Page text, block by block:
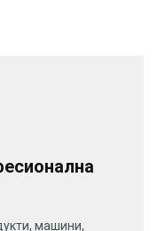
машини,